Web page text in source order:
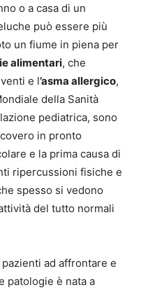
o a casa di un
può essere più
un fiume in piena per
alimentari, che
e l’asma allergico,
della Sanità
pediatrica, sono
in pronto
e la prima causa di
ripercussioni fisiche e
spesso si vedono
del tutto normali
ad affrontare e
patologie è nata a